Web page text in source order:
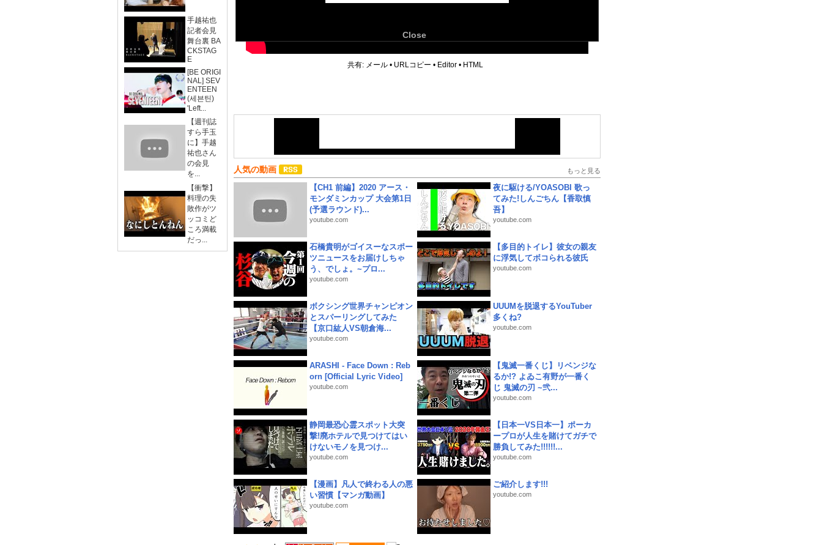
手越祐也
記者会見
舞台裏 BA
CKSTAG
E
[BE ORIGI
NAL] SEV
ENTEEN
(세븐틴)
'Left...
【週刊誌
すら手玉
に】手越
祐也さん
の会見
を...
【衝撃】
料理の失
敗作がツ
ッコミど
ころ満載
だっ...
Close
共有: メール • URLコピー • Editor • HTML
人気の動画 もっと見る
【CH1 前編】2020 アース・
モンダミンカップ 大会第1日
(予選ラウンド)...
youtube.com
夜に駆ける/YOASOBI 歌っ
てみた!しんごちん【香取慎
吾】
youtube.com
石橋貴明がゴイスーなスポー
ツニュースをお届けしちゃ
う、でしょ。~プロ...
youtube.com
【多目的トイレ】彼女の親友
に浮気してボコられる彼氏
youtube.com
ボクシング世界チャンピオン
とスパーリングしてみた
【京口紘人VS朝倉海...
youtube.com
UUUMを脱退するYouTuber
多くね?
youtube.com
ARASHI - Face Down : Reb
orn [Official Lyric Video]
youtube.com
【鬼滅一番くじ】リベンジな
るか!? よゐこ有野が一番く
じ 鬼滅の刃 ~弐...
youtube.com
静岡最恐心霊スポット大突
撃!廃ホテルで見つけてはい
けないモノを見つけ...
youtube.com
【日本一VS日本一】ポーカ
ープロが人生を賭けてガチで
勝負してみた!!!!!!...
youtube.com
【漫画】凡人で終わる人の悪
い習慣【マンガ動画】
youtube.com
ご紹介します!!!
youtube.com